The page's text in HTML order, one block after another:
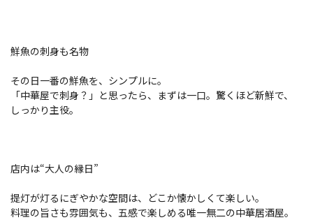
鮮魚の刺身も名物
その日一番の鮮魚を、シンプルに。
「中華屋で刺身？」と思ったら、まずは一口。驚くほど新鮮で、
しっかり主役。
店内は“大人の縁日”
提灯が灯るにぎやかな空間は、どこか懐かしくて楽しい。
料理の旨さも雰囲気も、五感で楽しめる唯一無二の中華居酒屋。